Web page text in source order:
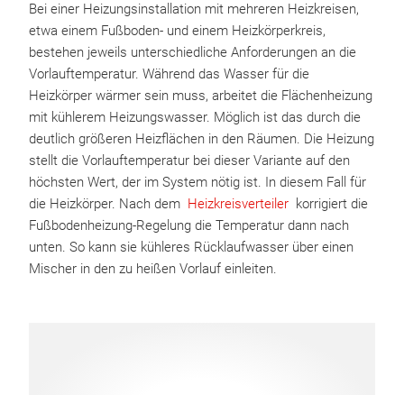
Bei einer Heizungsinstallation mit mehreren Heizkreisen,
etwa einem Fußboden- und einem Heizkörperkreis,
bestehen jeweils unterschiedliche Anforderungen an die
Vorlauftemperatur. Während das Wasser für die
Heizkörper wärmer sein muss, arbeitet die Flächenheizung
mit kühlerem Heizungswasser. Möglich ist das durch die
deutlich größeren Heizflächen in den Räumen. Die Heizung
stellt die Vorlauftemperatur bei dieser Variante auf den
höchsten Wert, der im System nötig ist. In diesem Fall für
die Heizkörper. Nach dem Heizkreisverteiler korrigiert die
Fußbodenheizung-Regelung die Temperatur dann nach
unten. So kann sie kühleres Rücklaufwasser über einen
Mischer in den zu heißen Vorlauf einleiten.